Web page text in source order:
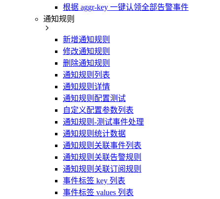
根据 aggr-key 一键认领全部告警事件
通知规则
新增通知规则
修改通知规则
删除通知规则
通知规则列表
通知规则详情
通知规则配置测试
自定义配置参数列表
通知规则-测试事件处理
通知规则统计数据
通知规则关联事件列表
通知规则关联告警规则
通知规则关联订阅规则
事件标签 key 列表
事件标签 values 列表